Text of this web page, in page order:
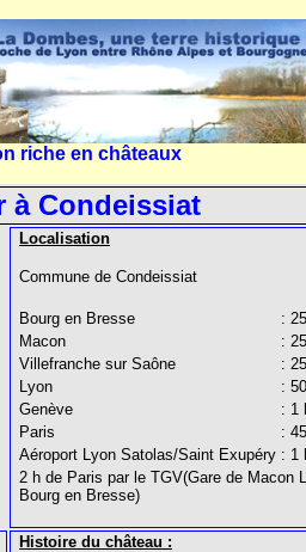
riche en châteaux
à Condeissiat
Localisation
Commune de Condeissiat
Bourg en Bresse
:
Macon
:
Villefranche sur Saône
:
Lyon
:
Genève
: 1
Paris
:
Aéroport Lyon Satolas/Saint Exupéry : 1
2 h de Paris par le TGV(Gare de Macon
Bourg en Bresse)
Histoire du château :